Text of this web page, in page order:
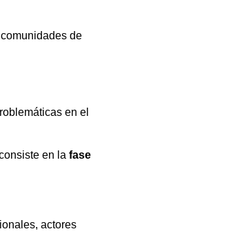
de
en el
en la fase
actores